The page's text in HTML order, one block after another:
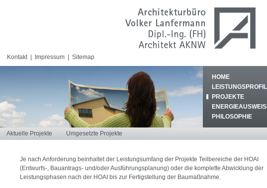
Kontakt| Impressum Sitemap
HOME
LEISTUNGSPROFIL
PROJEKTE
PHILOSOPHIE
Aktuelle Projekte Umgesetzte Projekte
Je nach Anforderung beinhaltet der Leistungsumfang der Projekte Teilbereiche der HOAI
(Entwurfs-, Bauantrags- und/oder Ausführungsplanung) oder die komplette Abwicklung der
Leistungsphasen nach der HOAI bis zur Fertigstellung der Baumaßnahme.